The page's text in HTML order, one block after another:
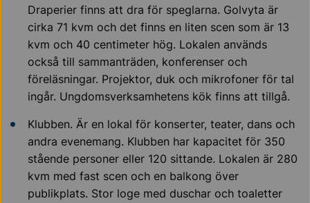
Draperier finns att dra för speglarna. Golvyta är
cirka 71 kvm och det finns en liten scen som är 13
kvm och 40 centimeter hög. Lokalen används
också till sammanträden, konferenser och
föreläsningar. Projektor, duk och mikrofoner för tal
ingår. Ungdomsverksamhetens kök finns att tillgå.
Klubben. Är en lokal för konserter, teater, dans och
andra evenemang. Klubben har kapacitet för 350
stående personer eller 120 sittande. Lokalen är 280
kvm med fast scen och en balkong över
publikplats. Stor loge med duschar och toaletter